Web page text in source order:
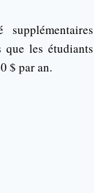
les étudiants
$ par an.